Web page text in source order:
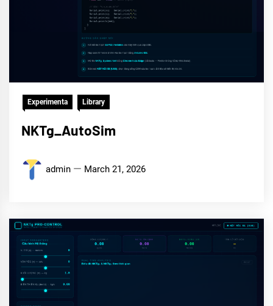
Experimenta Library
NKTg_AutoSim
admin March 21, 2026